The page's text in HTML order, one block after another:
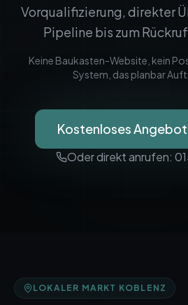
Vorqualifizierung, direkter
Pipeline bis zum
Keine Baukasten-Website, kein
System, das planbar
Kostenloses
Oder direkt anrufen:
LOKALER MARKT KOBLENZ